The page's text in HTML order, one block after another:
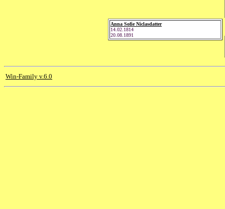
Anna Sofie Niclasdatter
14.02.1814
20.08.1891
Win-Family v.6.0